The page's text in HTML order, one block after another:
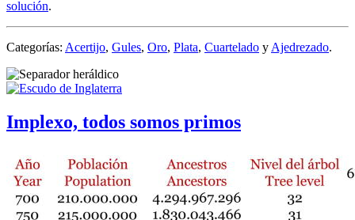
solución.
Categorías: Acertijo, Gules, Oro, Plata, Cuartelado y Ajedrezado.
Implexo, todos somos primos